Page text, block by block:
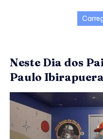
Neste Dia dos
Paulo